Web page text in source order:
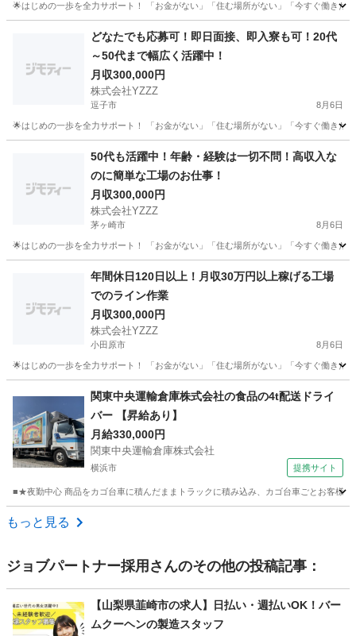
🌟はじめの一歩を全力サポート！ 「お金がない」「住む場所がない」「今すぐ働き
工場 未経験
どなたでも応募可！即日面接、即入寮も可！20代
～50代まで幅広く活躍中！
月収300,000円
株式会社YZZZ
逗子市 8月6日
🌟はじめの一歩を全力サポート！ 「お金がない」「住む場所がない」「今すぐ働き
工場 社会保険
50代も活躍中！年齢・経験は一切不問！高収入な
のに簡単な工場のお仕事！
月収300,000円
株式会社YZZZ
茅ヶ崎市 8月6日
🌟はじめの一歩を全力サポート！ 「お金がない」「住む場所がない」「今すぐ働き
茅ヶ崎市 工場 社会保険
年間休日120日以上！月収30万円以上稼げる工場
でのライン作業
月収300,000円
株式会社YZZZ
小田原市 8月6日
🌟はじめの一歩を全力サポート！ 「お金がない」「住む場所がない」「今すぐ働き
小田原市 工場 社会保険
関東中央運輸倉庫株式会社の食品の4t配送ドライ
バー 【昇給あり】
月給330,000円
関東中央運輸倉庫株式会社
横浜市 提携サイト
■★夜勤中心 商品をカゴ台車に積んだままトラックに積み込み、カゴ台車ごとお客様
神奈川 横浜市
もっと見る
ジョブパートナー採用 さんのその他の投稿記事：
【山梨県韮崎市の求人】日払い・週払いOK！バー
ムクーヘンの製造スタッフ